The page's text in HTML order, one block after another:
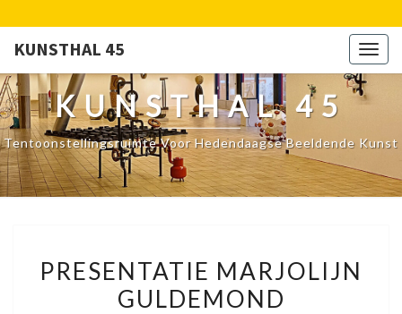
KUNSTHAL 45
KUNSTHAL 45
Tentoonstellingsruimte Voor Hedendaagse Beeldende Kunst
MARJOLIJN
GULDEMOND
PRESENTATIE MARJOLIJN
GULDEMOND